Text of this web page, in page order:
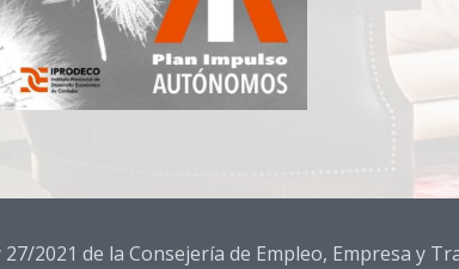
2021 de la Consejería de Empleo, Empresa y